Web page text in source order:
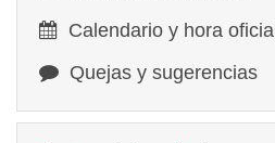
Calendario y hora oficial
Quejas y sugerencias